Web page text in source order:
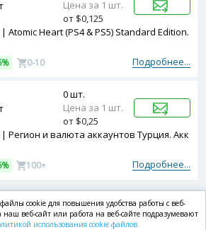
Heart (PS4 & PS5) Standard Edition.
Подробнее...
0-10
Цена за 1 шт.
от $0,125
Регион и валюта аккаунтов Турция. Акк
Подробнее...
100+
0 шт.
Цена за 1 шт.
от $0,25
файлы cookie для повышения удобства работы с веб-
наш веб-сайт или работа на веб-сайте подразумевают
использования cookie файлов.